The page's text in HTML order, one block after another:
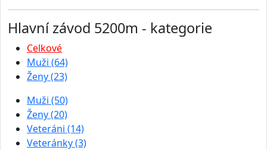
Hlavní závod 5200m - kategorie
Celkové
Muži (64)
Ženy (23)
Muži (50)
Ženy (20)
Veteráni (14)
Veteránky (3)